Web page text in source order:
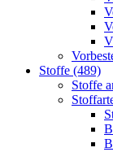
Stoffe (489)
Stoffe